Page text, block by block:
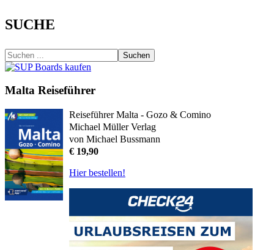
SUCHE
Suchen
Malta Reiseführer
Reiseführer Malta - Gozo & Comino
Michael Müller Verlag
von Michael Bussmann
€ 19,90
Hier bestellen!